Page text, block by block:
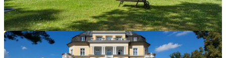
Профилей лечения:1 Крытый бассейн Открытый бассейн
Санаторий Imperial
Франтишкови-Лазне
Нет цен или свободных мест на выбранные даты
Выбрать другой вариант